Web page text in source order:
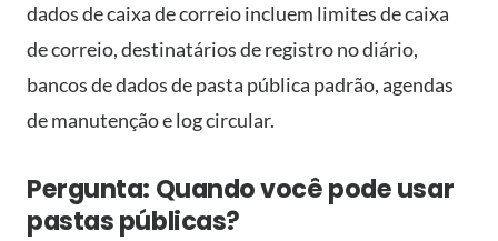
dados de caixa de correio incluem limites de caixa
de correio, destinatários de registro no diário,
bancos de dados de pasta pública padrão, agendas
de manutenção e log circular.
Pergunta: Quando você pode usar
pastas públicas?